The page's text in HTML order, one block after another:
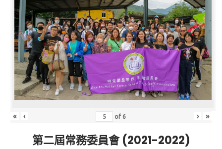
« ‹ of 6 › »
第二屆常務委員會 (2021-2022)